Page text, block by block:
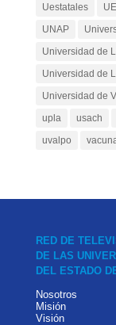
Uestatales
UNAP
Universidad de
Universidad de
Universidad de
upla
usach
uvalpo
RED DE
DE LAS
DEL ESTADO
Nosotros
Misión
Visión